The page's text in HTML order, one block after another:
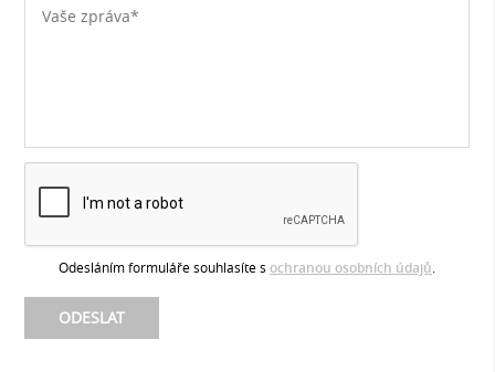
Odesláním formuláře souhlasíte s ochranou osobních údajů